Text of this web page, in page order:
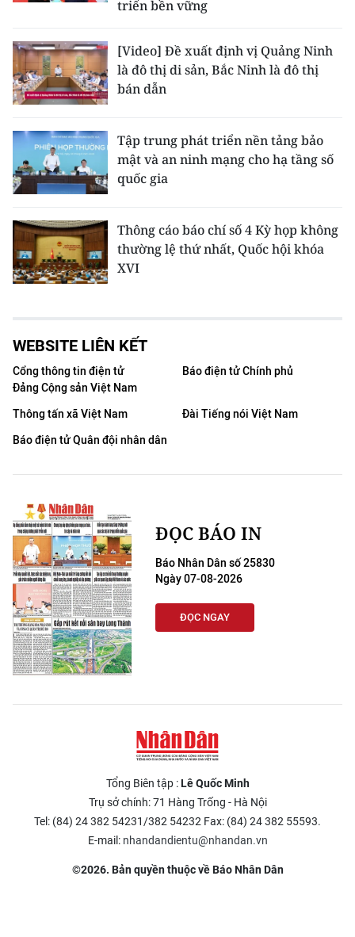
triển bền vững
[Video] Đề xuất định vị Quảng Ninh
là đô thị di sản, Bắc Ninh là đô thị
bán dẫn
Tập trung phát triển nền tảng bảo
mật và an ninh mạng cho hạ tầng số
quốc gia
Thông cáo báo chí số 4 Kỳ họp không
thường lệ thứ nhất, Quốc hội khóa
XVI
WEBSITE LIÊN KẾT
Cổng thông tin điện tử
Đảng Cộng sản Việt Nam
Báo điện tử Chính phủ
Thông tấn xã Việt Nam
Đài Tiếng nói Việt Nam
Báo điện tử Quân đội nhân dân
ĐỌC BÁO IN
Báo Nhân Dân số 25830
Ngày 07-08-2026
ĐỌC NGAY
Tổng Biên tập :Lê Quốc Minh
Trụ sở chính: 71 Hàng Trống - Hà Nội
Tel: (84) 24 382 54231/382 54232 Fax: (84) 24 382 55593.
E-mail: nhandandientu@nhandan.vn
©2026. Bản quyền thuộc về Báo Nhân Dân